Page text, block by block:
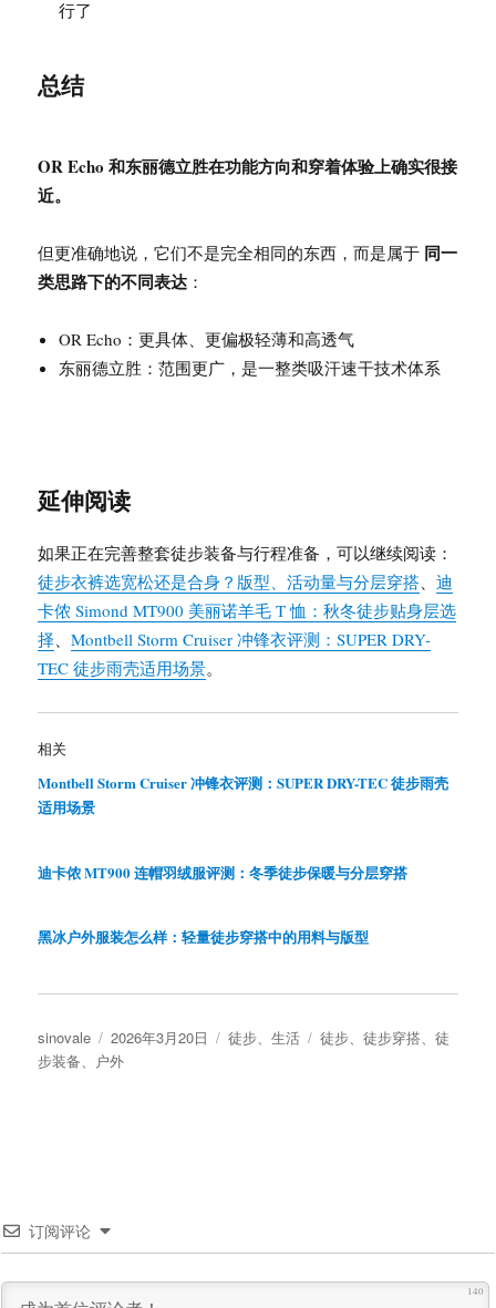
行了
总结
OR Echo 和东丽德立胜在功能方向和穿着体验上确实很接
近。
但更准确地说，它们不是完全相同的东西，而是属于 同一
类思路下的不同表达 ：
OR Echo：更具体、更偏极轻薄和高透气
东丽德立胜：范围更广，是一整类吸汗速干技术体系
延伸阅读
如果正在完善整套徒步装备与行程准备，可以继续阅读：
徒步衣裤选宽松还是合身？版型、活动量与分层穿搭、迪
卡侬 Simond MT900 美丽诺羊毛 T 恤：秋冬徒步贴身层选
择、Montbell Storm Cruiser 冲锋衣评测：SUPER DRY-
TEC 徒步雨壳适用场景。
相关
Montbell Storm Cruiser 冲锋衣评测：SUPER DRY-TEC 徒步雨壳
适用场景
迪卡侬 MT900 连帽羽绒服评测：冬季徒步保暖与分层穿搭
黑冰户外服装怎么样：轻量徒步穿搭中的用料与版型
作
者
sinovale
发
布
2026年3月20日
分
徒步 、生活
标
徒步 、徒步穿搭 、徒
步装备
户外
订阅评论
140